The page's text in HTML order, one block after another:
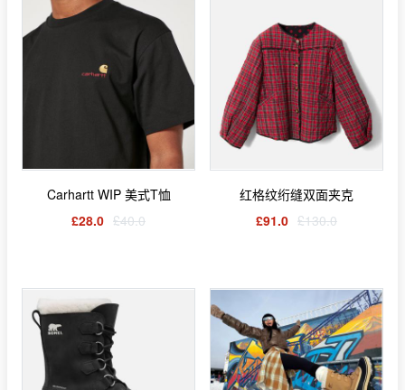
Carhartt WIP 美式T恤
£28.0 £40.0
红格纹绗缝双面夹克
£91.0 £130.0